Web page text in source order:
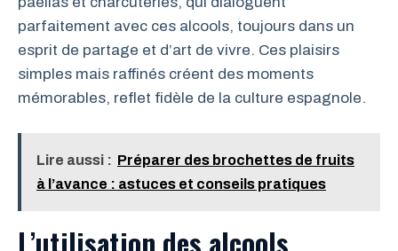
parfaitement avec ces alcools, toujours dans un
esprit de partage et d’art de vivre. Ces plaisirs
simples mais raffinés créent des moments
mémorables, reflet fidèle de la culture espagnole.
Lire aussi : Préparer des brochettes de fruits
à l’avance : astuces et conseils pratiques
L’utilisation des alcools